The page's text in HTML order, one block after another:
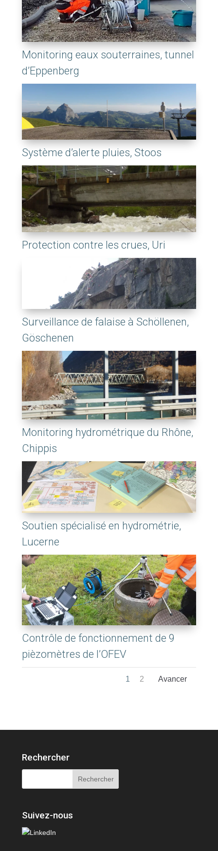
Monitoring eaux souterraines, tunnel
d’Eppenberg
Système d’alerte pluies, Stoos
Protection contre les crues, Uri
Surveillance de falaise à Schöllenen,
Göschenen
Monitoring hydrométrique du Rhône,
Chippis
Soutien spécialisé en hydrométrie,
Lucerne
Contrôle de fonctionnement de 9
pièzomètres de l’OFEV
1 2
Rechercher
Suivez-nous